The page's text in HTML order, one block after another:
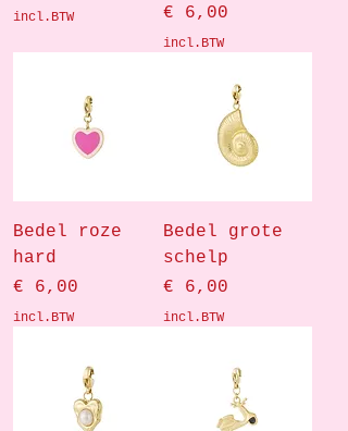
incl.BTW
Prijs
€ 6,00
incl.BTW
Bedel roze
hard
Prijs
€ 6,00
incl.BTW
Bedel grote
schelp
Prijs
€ 6,00
incl.BTW